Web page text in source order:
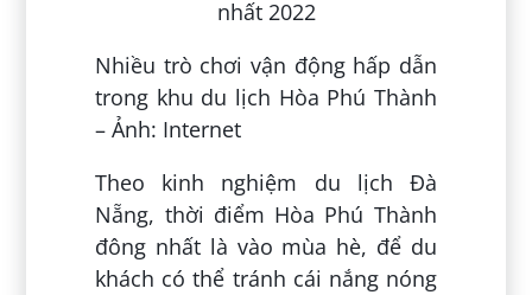
Nhiều trò chơi vận động hấp dẫn
trong khu du lịch Hòa Phú Thành
– Ảnh: Internet
Theo kinh nghiệm du lịch Đà
Nẵng, thời điểm Hòa Phú Thành
đông nhất là vào mùa hè, để du
khách có thể tránh cái nắng nóng